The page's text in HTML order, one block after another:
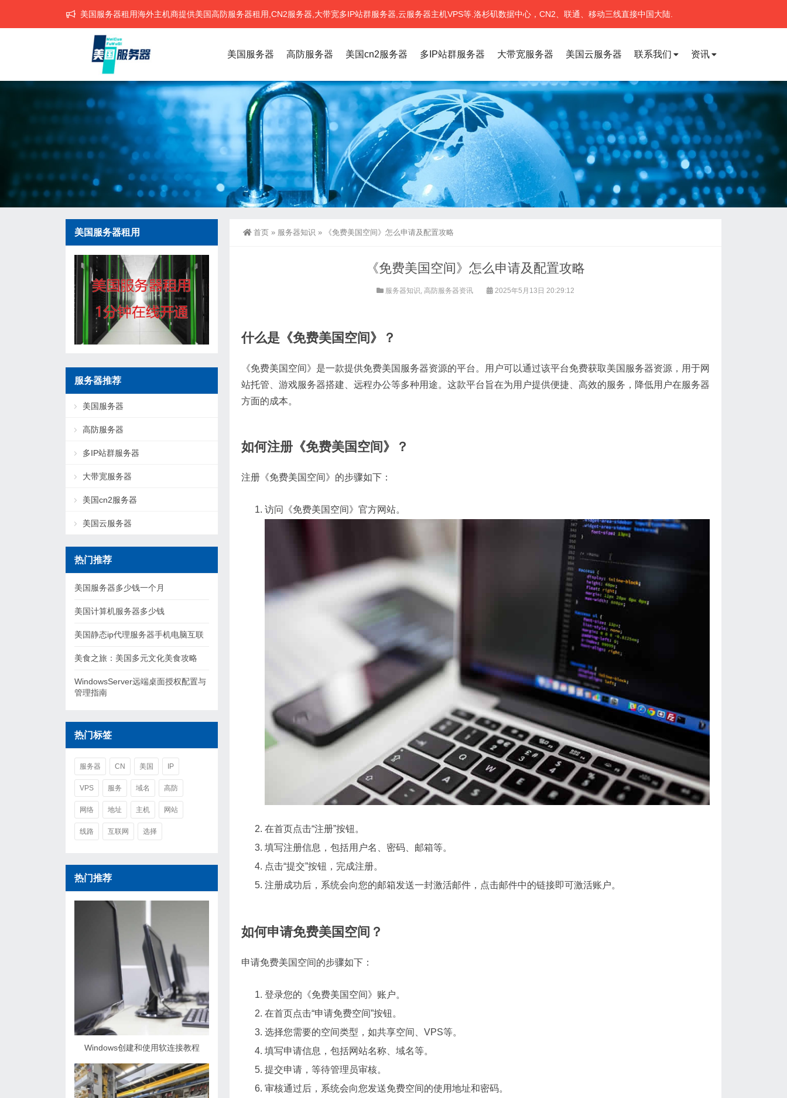
美国服务器租用海外主机商提供美国高防服务器租用,CN2服务器,大带宽多IP站群服务器,云服务器主机VPS等.洛杉矶数据中心，CN2、联通、移动三线直接中国大陆.
美国服务器 高防服务器 美国cn2服务器 多IP站群服务器 大带宽服务器 美国云服务器 联系我们 资讯
首页 » 服务器知识 » 《免费美国空间》怎么申请及配置攻略
《免费美国空间》怎么申请及配置攻略
服务器知识 高防服务器资讯 2025年5月13日 20:29:12
什么是《免费美国空间》？
《免费美国空间》是一款提供免费美国服务器资源的平台。用户可以通过该平台免费获取美国服务器资源，用于网
站托管、游戏服务器搭建、远程办公等多种用途。这款平台旨在为用户提供便捷、高效的服务，降低用户在服务器
方面的成本。
如何注册《免费美国空间》？
注册《免费美国空间》的步骤如下：
访问《免费美国空间》官方网站。
在首页点击“注册”按钮。
填写注册信息，包括用户名、密码、邮箱等。
点击“提交”按钮，完成注册。
注册成功后，系统会向您的邮箱发送一封激活邮件，点击邮件中的链接即可激活账户。
如何申请免费美国空间？
申请免费美国空间的步骤如下：
登录您的《免费美国空间》账户。
在首页点击“申请免费空间”按钮。
选择您需要的空间类型，如共享空间、VPS等。
填写申请信息，包括网站名称、域名等。
提交申请，等待管理员审核。
审核通过后，系统会向您发送免费空间的使用地址和密码。
美国服务器租用
服务器推荐
美国服务器
高防服务器
多IP站群服务器
大带宽服务器
美国cn2服务器
美国云服务器
热门推荐
美国服务器多少钱一个月
美国计算机服务器多少钱
美国静态ip代理服务器手机电脑互联
美食之旅：美国多元文化美食攻略
WindowsServer远端桌面授权配置与
管理指南
热门标签
服务器 CN 美国 IP
VPS 服务 域名 高防
网络 地址 主机 网站
线路 互联网 选择
热门推荐
Windows创建和使用软连接教程